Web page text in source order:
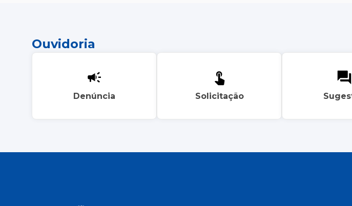
Ouvidoria
Denúncia Solicitação